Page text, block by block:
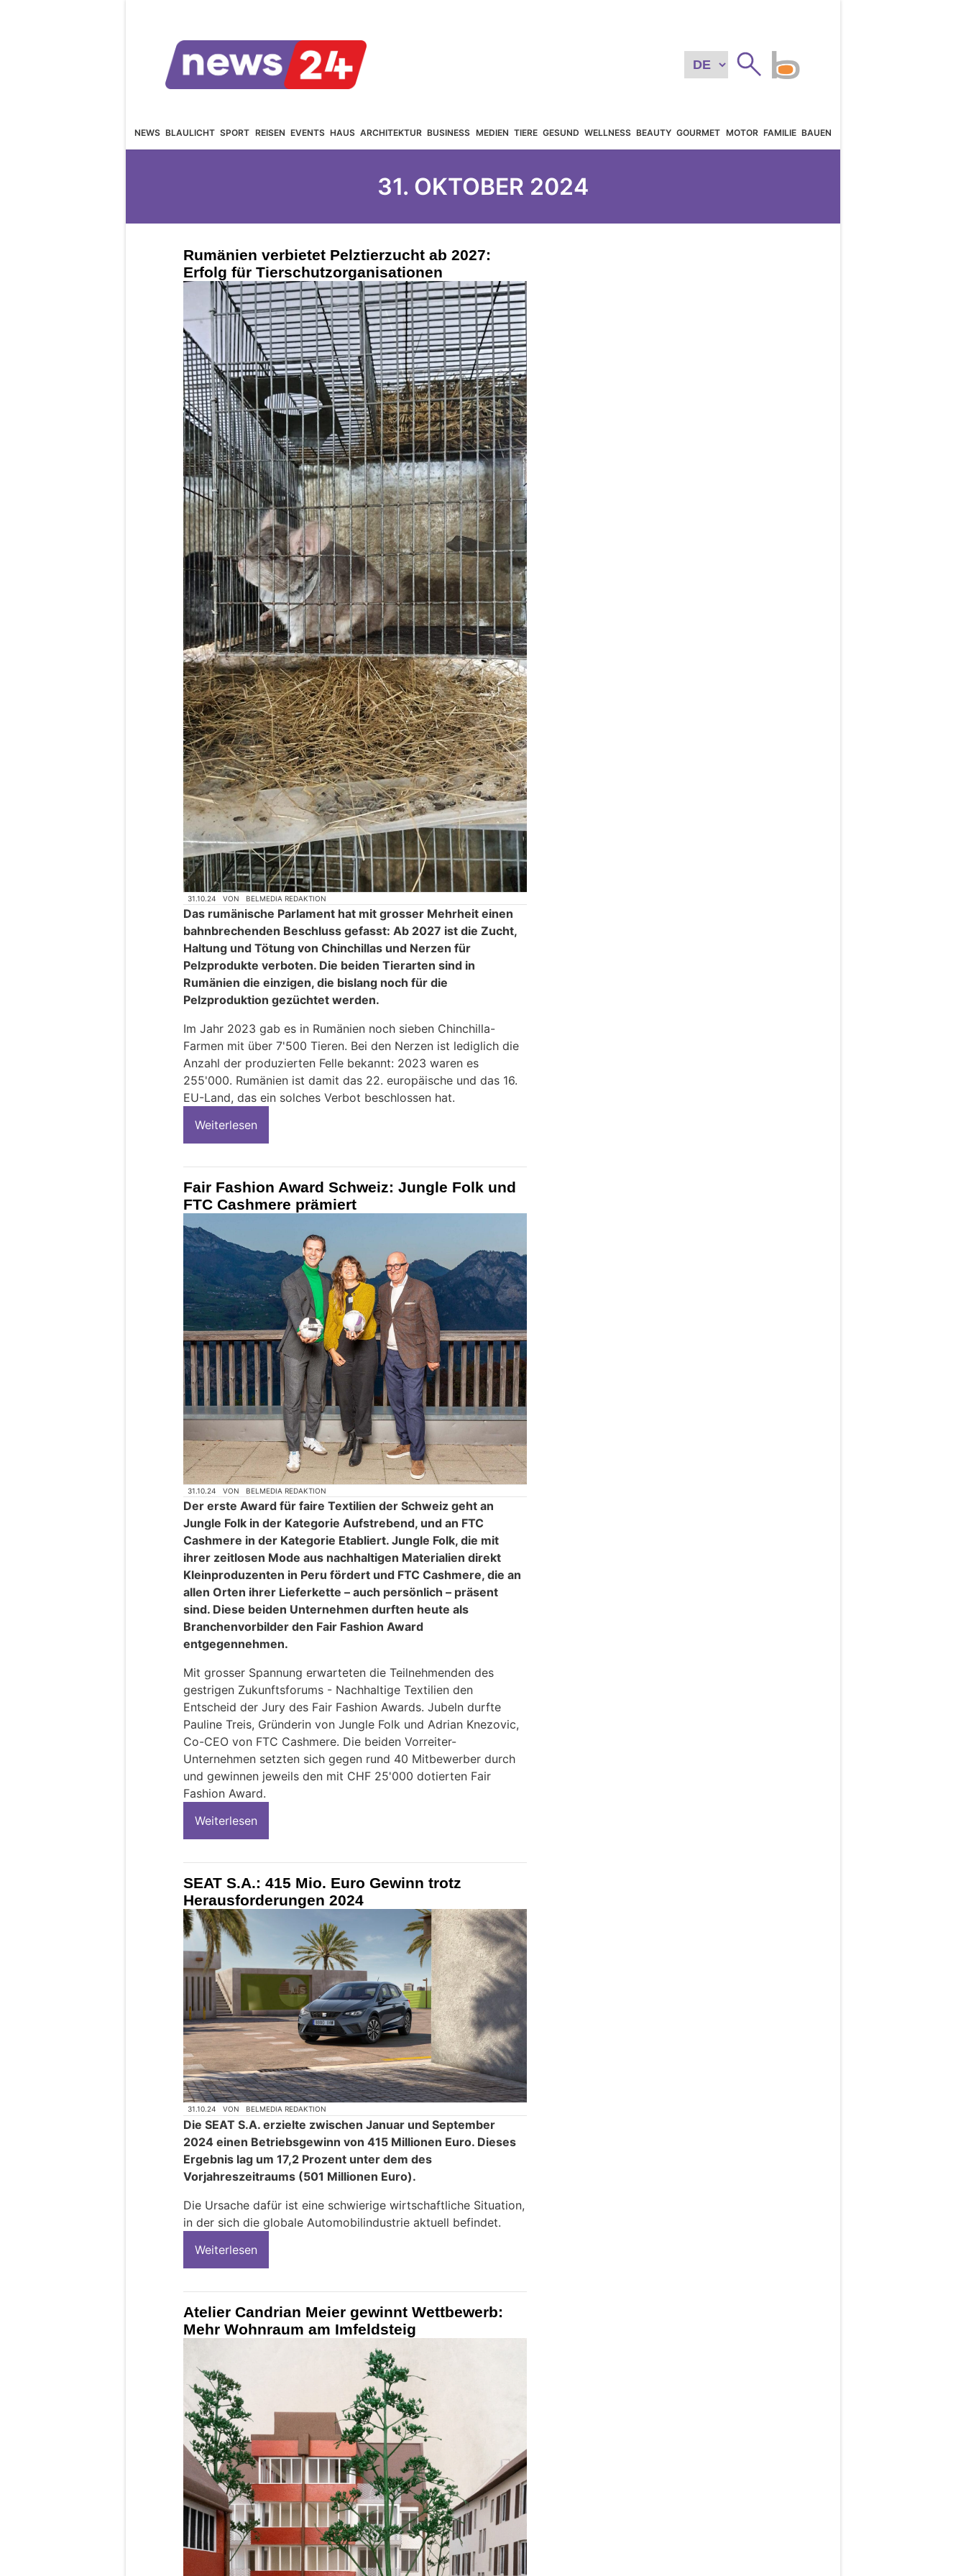
NEWS BLAULICHT SPORT REISEN EVENTS HAUS ARCHITEKTUR BUSINESS MEDIEN TIERE GESUND WELLNESS BEAUTY GOURMET MOTOR FAMILIE BAUEN
31. OKTOBER 2024
Rumänien verbietet Pelztierzucht ab 2027:
Erfolg für Tierschutzorganisationen
31.10.24 VON BELMEDIA REDAKTION
Das rumänische Parlament hat mit grosser Mehrheit einen
bahnbrechenden Beschluss gefasst: Ab 2027 ist die Zucht,
Haltung und Tötung von Chinchillas und Nerzen für
Pelzprodukte verboten. Die beiden Tierarten sind in
Rumänien die einzigen, die bislang noch für die
Pelzproduktion gezüchtet werden.
Im Jahr 2023 gab es in Rumänien noch sieben Chinchilla-
Farmen mit über 7'500 Tieren. Bei den Nerzen ist lediglich die
Anzahl der produzierten Felle bekannt: 2023 waren es
255'000. Rumänien ist damit das 22. europäische und das 16.
EU-Land, das ein solches Verbot beschlossen hat.
Weiterlesen
Fair Fashion Award Schweiz: Jungle Folk und
FTC Cashmere prämiert
31.10.24 VON BELMEDIA REDAKTION
Der erste Award für faire Textilien der Schweiz geht an
Jungle Folk in der Kategorie Aufstrebend, und an FTC
Cashmere in der Kategorie Etabliert. Jungle Folk, die mit
ihrer zeitlosen Mode aus nachhaltigen Materialien direkt
Kleinproduzenten in Peru fördert und FTC Cashmere, die an
allen Orten ihrer Lieferkette – auch persönlich – präsent
sind. Diese beiden Unternehmen durften heute als
Branchenvorbilder den Fair Fashion Award
entgegennehmen.
Mit grosser Spannung erwarteten die Teilnehmenden des
gestrigen Zukunftsforums - Nachhaltige Textilien den
Entscheid der Jury des Fair Fashion Awards. Jubeln durfte
Pauline Treis, Gründerin von Jungle Folk und Adrian Knezovic,
Co-CEO von FTC Cashmere. Die beiden Vorreiter-
Unternehmen setzten sich gegen rund 40 Mitbewerber durch
und gewinnen jeweils den mit CHF 25'000 dotierten Fair
Fashion Award.
Weiterlesen
SEAT S.A.: 415 Mio. Euro Gewinn trotz
Herausforderungen 2024
31.10.24 VON BELMEDIA REDAKTION
Die SEAT S.A. erzielte zwischen Januar und September
2024 einen Betriebsgewinn von 415 Millionen Euro. Dieses
Ergebnis lag um 17,2 Prozent unter dem des
Vorjahreszeitraums (501 Millionen Euro).
Die Ursache dafür ist eine schwierige wirtschaftliche Situation,
in der sich die globale Automobilindustrie aktuell befindet.
Weiterlesen
Atelier Candrian Meier gewinnt Wettbewerb:
Mehr Wohnraum am Imfeldsteig